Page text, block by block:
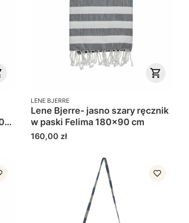
PRODUCENT
LENE BJERRE
Lene Bjerre- jasno szary ręcznik
w paski Felima 180x90 cm
Cena
160,00 zł